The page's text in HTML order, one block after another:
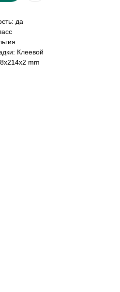
да
Клеевой
mm